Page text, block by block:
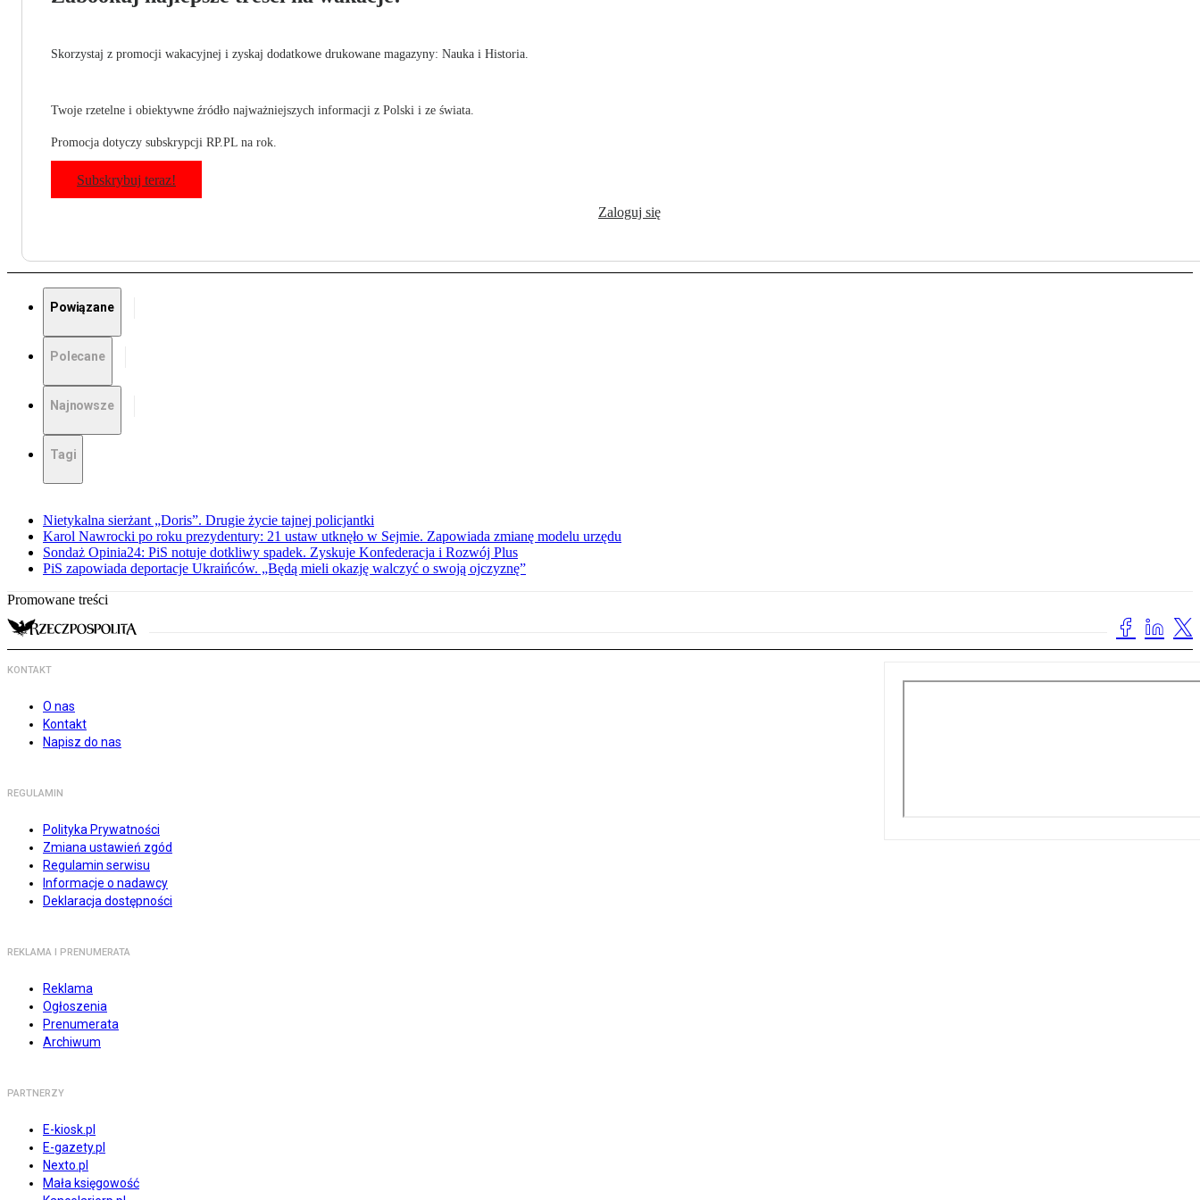
Skorzystaj z promocji wakacyjnej i zyskaj dodatkowe drukowane magazyny: Nauka i Historia.
Twoje rzetelne i obiektywne źródło najważniejszych informacji z Polski i ze świata.
Promocja dotyczy subskrypcji RP.PL na rok.
Subskrybuj teraz!
Zaloguj się
Powiązane
Polecane
Najnowsze
Tagi
Nietykalna sierżant „Doris”. Drugie życie tajnej policjantki
Karol Nawrocki po roku prezydentury: 21 ustaw utknęło w Sejmie. Zapowiada zmianę modelu urzędu
Sondaż Opinia24: PiS notuje dotkliwy spadek. Zyskuje Konfederacja i Rozwój Plus
PiS zapowiada deportacje Ukraińców. „Będą mieli okazję walczyć o swoją ojczyznę”
Promowane treści
KONTAKT
O nas
Kontakt
Napisz do nas
REGULAMIN
Polityka Prywatności
Zmiana ustawień zgód
Regulamin serwisu
Informacje o nadawcy
Deklaracja dostępności
REKLAMA I PRENUMERATA
Reklama
Ogłoszenia
Prenumerata
Archiwum
PARTNERZY
E-kiosk.pl
E-gazety.pl
Nexto.pl
Mała księgowość